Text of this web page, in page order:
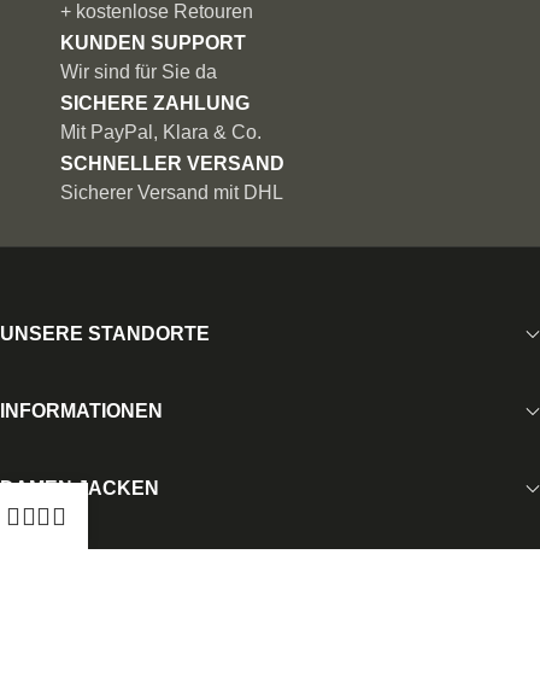
+ kostenlose Retouren
KUNDEN SUPPORT
Wir sind für Sie da
SICHERE ZAHLUNG
Mit PayPal, Klara & Co.
SCHNELLER VERSAND
Sicherer Versand mit DHL
UNSERE STANDORTE
INFORMATIONEN
DAMEN JACKEN